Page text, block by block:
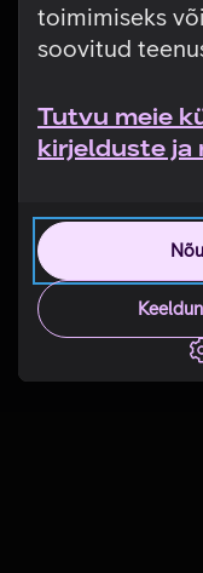
toimimiseks
soovitud
Tutvu meie
kirjelduste ja